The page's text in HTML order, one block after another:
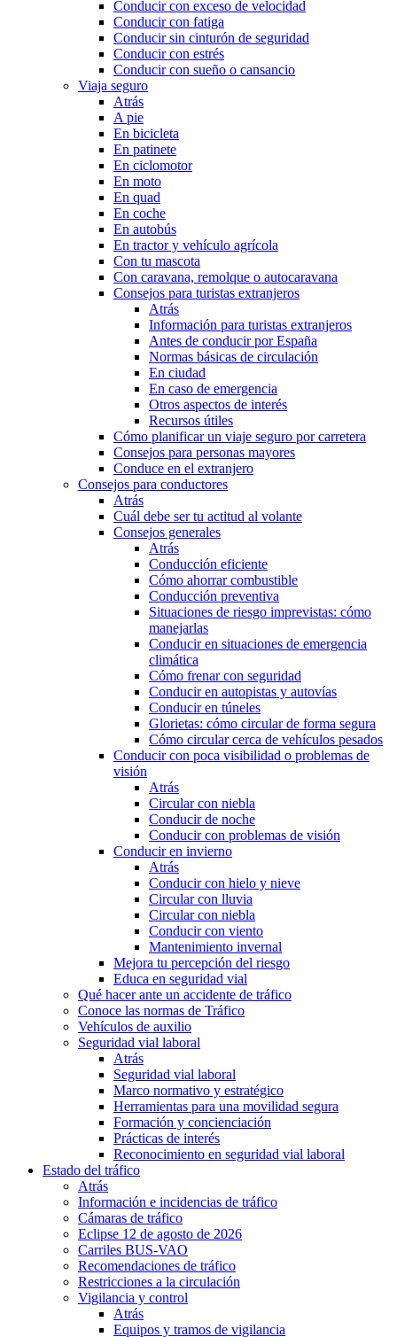
Conducir con exceso de velocidad
Conducir con fatiga
Conducir sin cinturón de seguridad
Conducir con estrés
Conducir con sueño o cansancio
Viaja seguro
Atrás
A pie
En bicicleta
En patinete
En ciclomotor
En moto
En quad
En coche
En autobús
En tractor y vehículo agrícola
Con tu mascota
Con caravana, remolque o autocaravana
Consejos para turistas extranjeros
Atrás
Información para turistas extranjeros
Antes de conducir por España
Normas básicas de circulación
En ciudad
En caso de emergencia
Otros aspectos de interés
Recursos útiles
Cómo planificar un viaje seguro por carretera
Consejos para personas mayores
Conduce en el extranjero
Consejos para conductores
Atrás
Cuál debe ser tu actitud al volante
Consejos generales
Atrás
Conducción eficiente
Cómo ahorrar combustible
Conducción preventiva
Situaciones de riesgo imprevistas: cómo
manejarlas
Conducir en situaciones de emergencia
climática
Cómo frenar con seguridad
Conducir en autopistas y autovías
Conducir en túneles
Glorietas: cómo circular de forma segura
Cómo circular cerca de vehículos pesados
Conducir con poca visibilidad o problemas de
visión
Atrás
Circular con niebla
Conducir de noche
Conducir con problemas de visión
Conducir en invierno
Atrás
Conducir con hielo y nieve
Circular con lluvia
Circular con niebla
Conducir con viento
Mantenimiento invernal
Mejora tu percepción del riesgo
Educa en seguridad vial
Qué hacer ante un accidente de tráfico
Conoce las normas de Tráfico
Vehículos de auxilio
Seguridad vial laboral
Atrás
Seguridad vial laboral
Marco normativo y estratégico
Herramientas para una movilidad segura
Formación y concienciación
Prácticas de interés
Reconocimiento en seguridad vial laboral
Estado del tráfico
Atrás
Información e incidencias de tráfico
Cámaras de tráfico
Eclipse 12 de agosto de 2026
Carriles BUS-VAO
Recomendaciones de tráfico
Restricciones a la circulación
Vigilancia y control
Atrás
Equipos y tramos de vigilancia